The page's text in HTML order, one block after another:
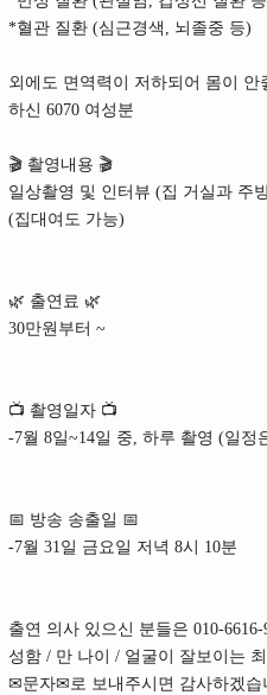
*혈관 질환 (심근경색, 뇌졸중 등)
외에도 면역력이 저하되어 몸이
하신 6070 여성분
🎬 촬영내용 🎬
일상촬영 및 인터뷰 (집 거실과 주
(집대여도 가능)
🌿 출연료 🌿
30만원부터 ~
📺 촬영일자 📺
-7월 8일~14일 중, 하루 촬영 (일정
📅 방송 송출일 📅
-7월 31일 금요일 저녁 8시 10분
출연 의사 있으신 분들은 010-6616-
성함 / 만 나이 / 얼굴이 잘보이는
✉문자✉로 보내주시면 감사하겠습